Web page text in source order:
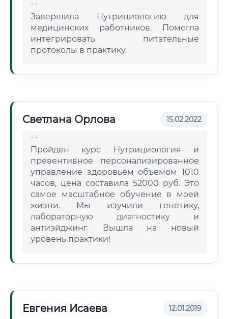
Завершила Нутрициологию для
медицинских работников. Помогла
интегрировать питательные
протоколы в практику.
Светлана Орлова 15.02.2022
Пройден курс Нутрициология и
превентивное персонализированное
управление здоровьем объемом 1010
часов, цена составила 52000 руб. Это
самое масштабное обучение в моей
жизни. Мы изучили генетику,
лабораторную диагностику и
антиэйджинг. Вышла на новый
уровень практики!
Евгения Исаева 12.01.2019